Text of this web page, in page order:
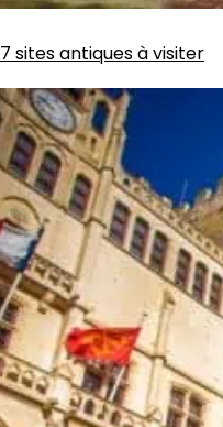
7 sites antiques à visiter